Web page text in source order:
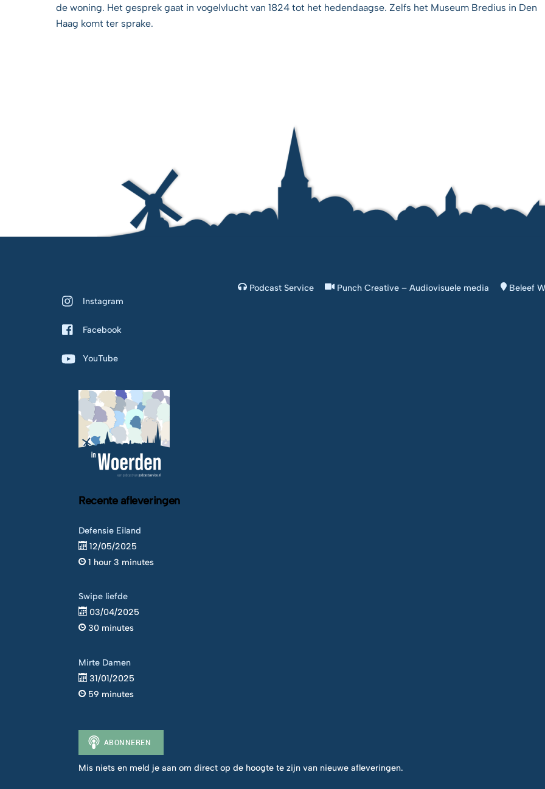
de woning. Het gesprek gaat in vogelvlucht van 1824 tot het hedendaagse. Zelfs het Museum Bredius in Den
Haag komt ter sprake.
Instagram
Facebook
YouTube
Podcast Service Punch Creative – Audiovisuele media Beleef
Recente afleveringen
Defensie Eiland
12/05/2025
1 hour 3 minutes
Swipe liefde
03/04/2025
30 minutes
Mirte Damen
31/01/2025
59 minutes
Mis niets en meld je aan om direct op de hoogte te zijn van nieuwe afleveringen.